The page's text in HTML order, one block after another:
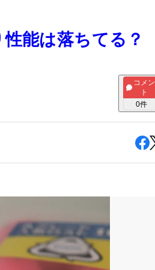
能は落ちてる？
コメン
ト
0件